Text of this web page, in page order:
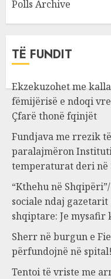
Polls Archive
TË FUNDIT
Ekzekuzohet me
fëmijërisë e ndoqi
Çfarë thonë fqinjët
Fundjava me rrezik
paralajmëron
temperaturat deri në
“Kthehu në
sociale ndaj
shqiptare: Je mysafir
Sherr në burgun e
përfundojnë në
Tentoi të vriste me